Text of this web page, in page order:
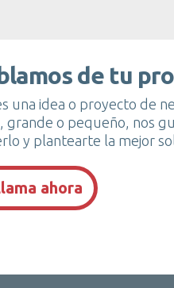
de tu
una idea o proyecto de
grande o pequeño, nos
y plantearte la mejor
ahora